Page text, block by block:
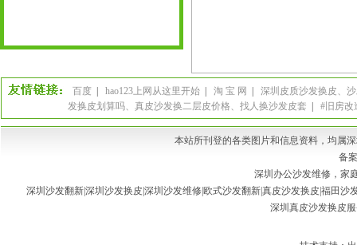
百度 hao123上网从这里开始 淘 宝 网
深圳皮质沙发换皮、
发换皮划算吗、真皮沙发换二层皮价格、找人换沙发皮套
#旧房改
本站所刊登的各类图片和信息资料，均属
备
深圳办公沙发维修，家
深圳沙发翻新|深圳沙发换皮|深圳沙发维修|欧式沙发翻新|真皮沙发换皮|福田
深圳真皮沙发换皮